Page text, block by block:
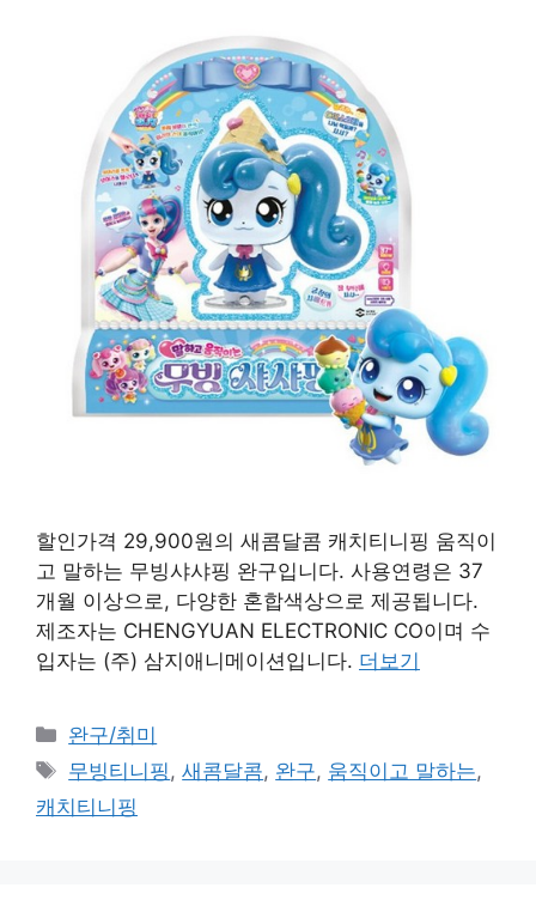
할인가격 29,900원의 새콤달콤 캐치티니핑 움직이
고 말하는 무빙샤샤핑 완구입니다. 사용연령은 37
개월 이상으로, 다양한 혼합색상으로 제공됩니다.
제조자는 CHENGYUAN ELECTRONIC CO이며 수
입자는 (주) 삼지애니메이션입니다. 더보기
카
테
고
리
완구/취미
태
그
무빙티니핑 ,새콤달콤, 완구, 움직이고 말하는,
캐치티니핑